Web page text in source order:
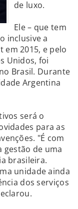
de luxo.
Ele – que tem
inclusive a
em 2015, e pelo
Unidos, foi
Brasil. Durante
Argentina
será o
para as
"É com
gestão de uma
brasileira.
unidade ainda
dos serviços